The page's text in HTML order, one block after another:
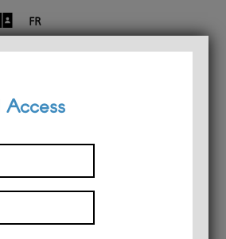
FR
Access